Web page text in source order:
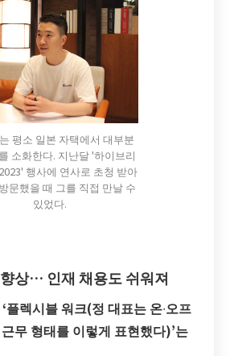
평소 일본 자택에서 대부분
소화한다. 지난달 '하이브리
행사에 연사로 초청 받아
문했을 때 그를 직접 만날 수
있었다.
상… 인재 채용도 쉬워져
플렉시블 워크(정 대표는 온∙오프
무 형태를 이렇게 표현했다)’는